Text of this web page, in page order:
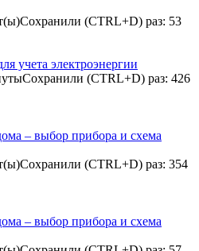
(CTRL+D) раз: 53
учета электроэнергии
(CTRL+D) раз: 426
– выбор прибора и схема
(CTRL+D) раз: 354
– выбор прибора и схема